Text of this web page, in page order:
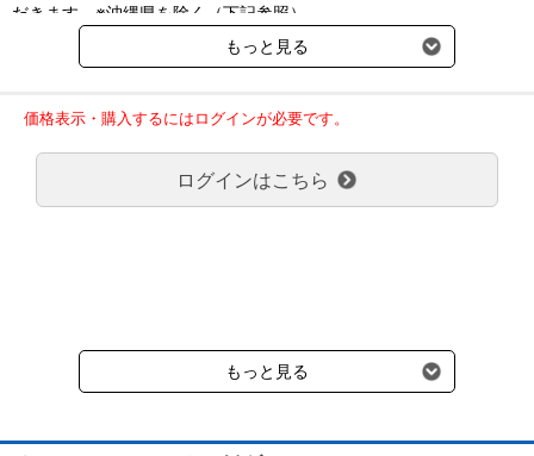
だきます。※沖縄県を除く（下記参照）
※2017年11月14日（火）より沖縄県へのお届けにつきましては、1
回のご注文金額（税込）が、30,000円以上で配送無料となります。
ご了承のほどよろしくお願い致します。
弊社都合でお届けが２回以上に分かれる場合の送料負担は、１回分
のみで新たな送料は発生しません。
大型商品送料が必要な商品をご注文の場合は、大型商品送料のみご
負担頂きます。
受けます。
もっと見る
価格表示・購入するにはログインが必要です。
ログインはこちら
もっと見る